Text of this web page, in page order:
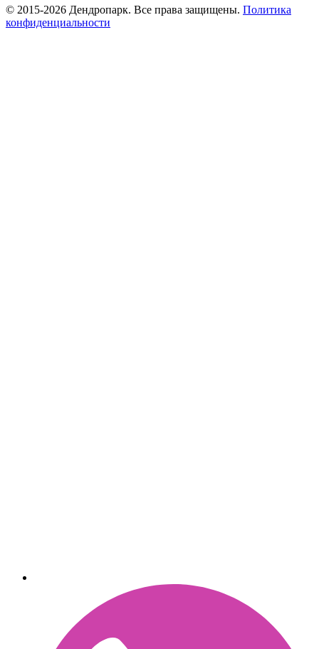
© 2015-2026 Дендропарк. Все права защищены. Политика
конфиденциальности